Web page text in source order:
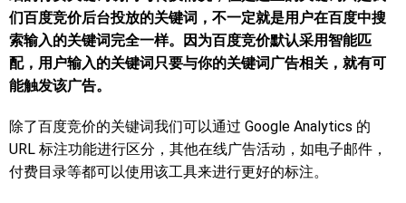
们百度竞价后台投放的关键词，不一定就是用户在百度中搜
索输入的关键词完全一样。因为百度竞价默认采用智能匹
配，用户输入的关键词只要与你的关键词广告相关，就有可
能触发该广告。
除了百度竞价的关键词我们可以通过 Google Analytics 的
URL 标注功能进行区分，其他在线广告活动，如电子邮件，
付费目录等都可以使用该工具来进行更好的标注。